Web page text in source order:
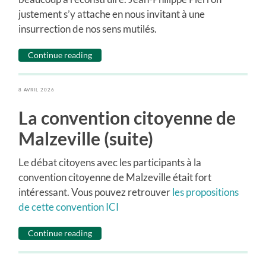
justement s’y attache en nous invitant à une
insurrection de nos sens mutilés.
Continue reading
8 AVRIL 2026
La convention citoyenne de
Malzeville (suite)
Le débat citoyens avec les participants à la
convention citoyenne de Malzeville était fort
intéressant. Vous pouvez retrouverles propositions
de cette convention ICI
Continue reading